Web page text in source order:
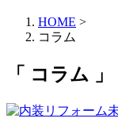
HOME >
コラム
「 コラム